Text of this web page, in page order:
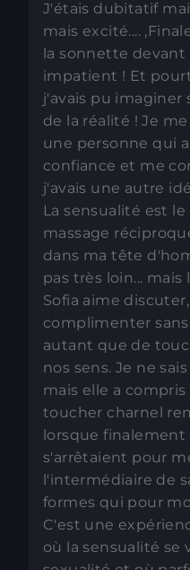
J'étais dubitatif
mais excité....
la sonnette
impatient ! Et
j'avais pu imaginer
de la réalité ! Je
une personne qui
confiance et me
j'avais une autre
La sensualité est
massage
dans ma tête
pas très loin...
Sofia aime
complimenter
autant que de
nos sens. Je ne
mais elle a
toucher charnel
lorsque
s'arrêtaient pour
l'intermédiaire de
formes qui pour
C'est une
où la sensualité se